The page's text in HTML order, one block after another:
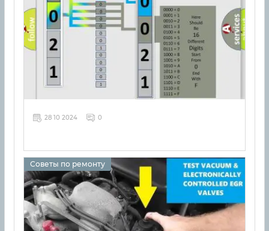
28 10 2024 0
Советы по ремонту